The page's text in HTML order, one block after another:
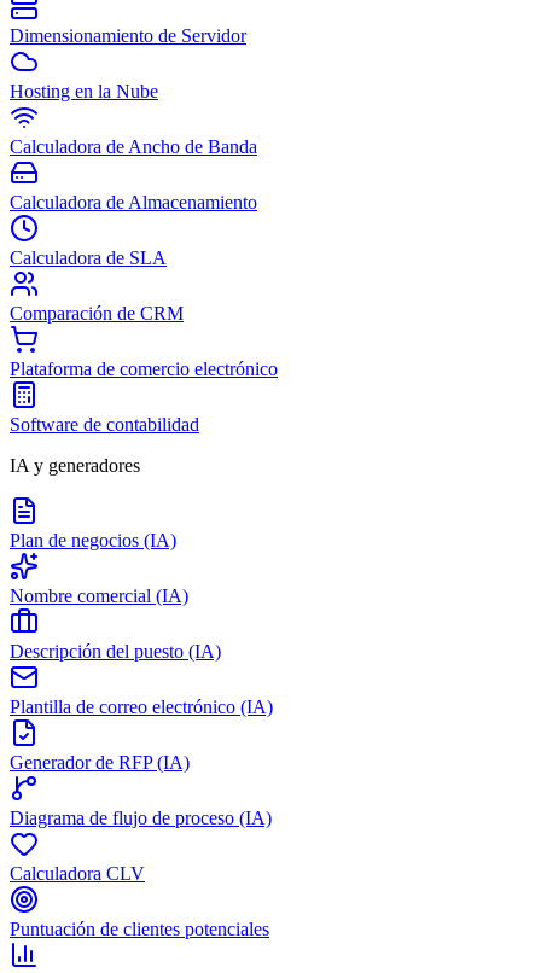
Dimensionamiento de Servidor
Hosting en la Nube
Calculadora de Ancho de Banda
Calculadora de Almacenamiento
Calculadora de SLA
Comparación de CRM
Plataforma de comercio electrónico
Software de contabilidad
IA y generadores
Plan de negocios (IA)
Nombre comercial (IA)
Descripción del puesto (IA)
Plantilla de correo electrónico (IA)
Generador de RFP (IA)
Diagrama de flujo de proceso (IA)
Calculadora CLV
Puntuación de clientes potenciales